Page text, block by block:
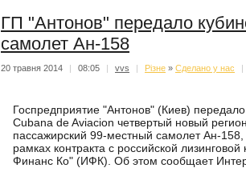
ГП "Антонов" передало
самолет Ан-158
20 травня 2014 | 08:05 | vvs | Різне » Сделано у нас |
Госпредприятие "Антонов" (Киев)
Cubana de Aviacion четвертый новый
пассажирский 99-местный самолет Ан-
рамках контракта с российской
Финанс Ко" (ИФК). Об этом сообщает